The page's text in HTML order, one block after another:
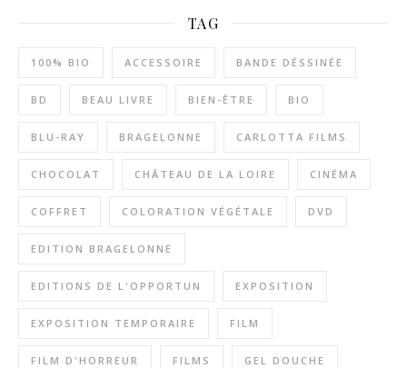
TAG
100% BIO ACCESSOIRE BANDE DÉSSINÉE
BD BEAU LIVRE BIEN-ÊTRE BIO
BLU-RAY BRAGELONNE CARLOTTA FILMS
CHOCOLAT CHÂTEAU DE LA LOIRE CINÉMA
COFFRET COLORATION VÉGÉTALE DVD
EDITION BRAGELONNE
EDITIONS DE L'OPPORTUN EXPOSITION
EXPOSITION TEMPORAIRE FILM
FILM D'HORREUR FILMS GEL DOUCHE